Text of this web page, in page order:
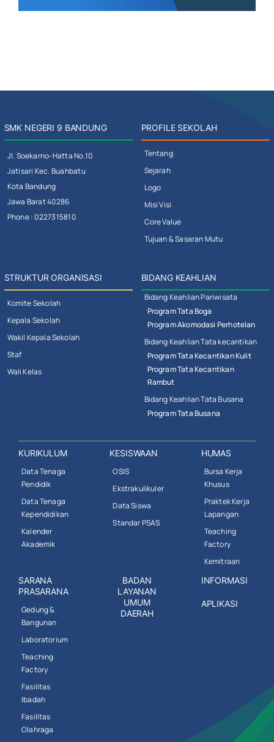
SMK NEGERI 9 BANDUNG
Jl. Soekarno-Hatta No.10
Jatisari Kec. Buahbatu
Kota Bandung
Jawa Barat 40286
Phone : 0227315810
PROFILE SEKOLAH
Tentang
Sejarah
Logo
Misi Visi
Core Value
Tujuan & Sasaran Mutu
STRUKTUR ORGANISASI
Komite Sekolah
Kepala Sekolah
Wakil Kepala Sekolah
Staf
Wali Kelas
BIDANG KEAHLIAN
Bidang Keahlian Pariwisata
Program Tata Boga
Program Akomodasi Perhotelan
Bidang Keahlian Tata kecantikan
Program Tata Kecantikan Kulit
Program Tata Kecantikan
Rambut
Bidang Keahlian Tata Busana
Program Tata Busana
KURIKULUM
Data Tenaga
Pendidik
Data Tenaga
Kependidikan
Kalender
Akademik
KESISWAAN
OSIS
Ekstrakulikuler
Data Siswa
Standar PSAS
HUMAS
Bursa Kerja
Khusus
Praktek Kerja
Lapangan
Teaching
Factory
Kemitraan
SARANA
PRASARANA
Gedung &
Bangunan
Laboratorium
Teaching
Factory
Fasilitas
Ibadah
Fasilitas
Olahraga
BADAN
LAYANAN
UMUM
DAERAH
INFORMASI
APLIKASI